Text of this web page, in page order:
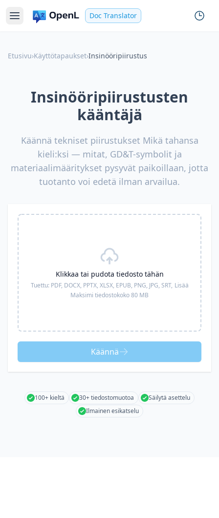
Doc Translator
Etusivu›Käyttötapaukset›Insinööripiirustus
Insinööripiirustusten
kääntäjä
Käännä tekniset piirustukset Mikä tahansa
kieli:ksi — mitat, GD&T-symbolit ja
materiaalimääritykset pysyvät paikoillaan, jotta
tuotanto voi edetä ilman arvailua.
Klikkaa tai pudota tiedosto tähän
Tuettu: PDF, DOCX, PPTX, XLSX, EPUB, PNG, JPG, SRT, Lisää
Maksimi tiedostokoko 80 MB
Käännä
100+ kieltä 30+ tiedostomuotoa
Säilytä asettelu
Ilmainen esikatselu